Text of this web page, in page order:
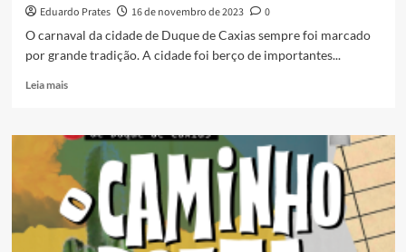
Eduardo Prates 16 de novembro de 2023
0
O carnaval da cidade de Duque de Caxias sempre foi marcado
por grande tradição. A cidade foi berço de importantes...
Leia maisRead
Lira
Ouro
de
muitos
Carnavais